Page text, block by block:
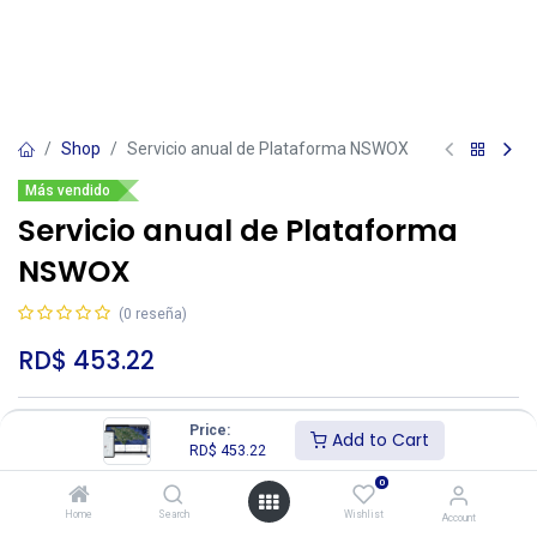
Price:
RD$ 453.22 Add to Cart
Home Search
0
Wishlist Account
Shop Servicio anual de Plataforma NSWOX
Más vendido
Servicio anual de Plataforma
NSWOX
(0 reseña)
RD$ 453.22
Add to Cart Buy Now